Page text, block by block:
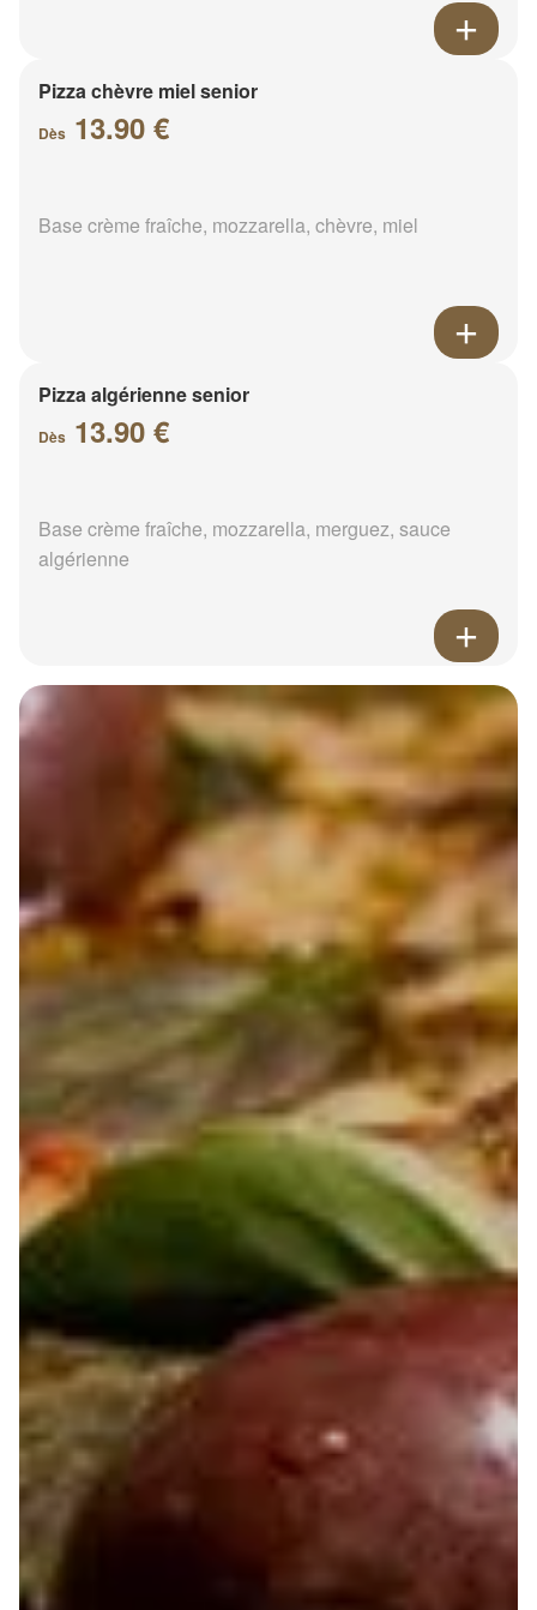
Pizza chèvre miel senior
Dès 13.90 €
Base crème fraîche, mozzarella, chèvre, miel
Pizza algérienne senior
Dès 13.90 €
Base crème fraîche, mozzarella, merguez, sauce
algérienne